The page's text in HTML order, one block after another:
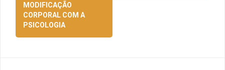
MODIFICAÇÃO
CORPORAL COM A
PSICOLOGIA